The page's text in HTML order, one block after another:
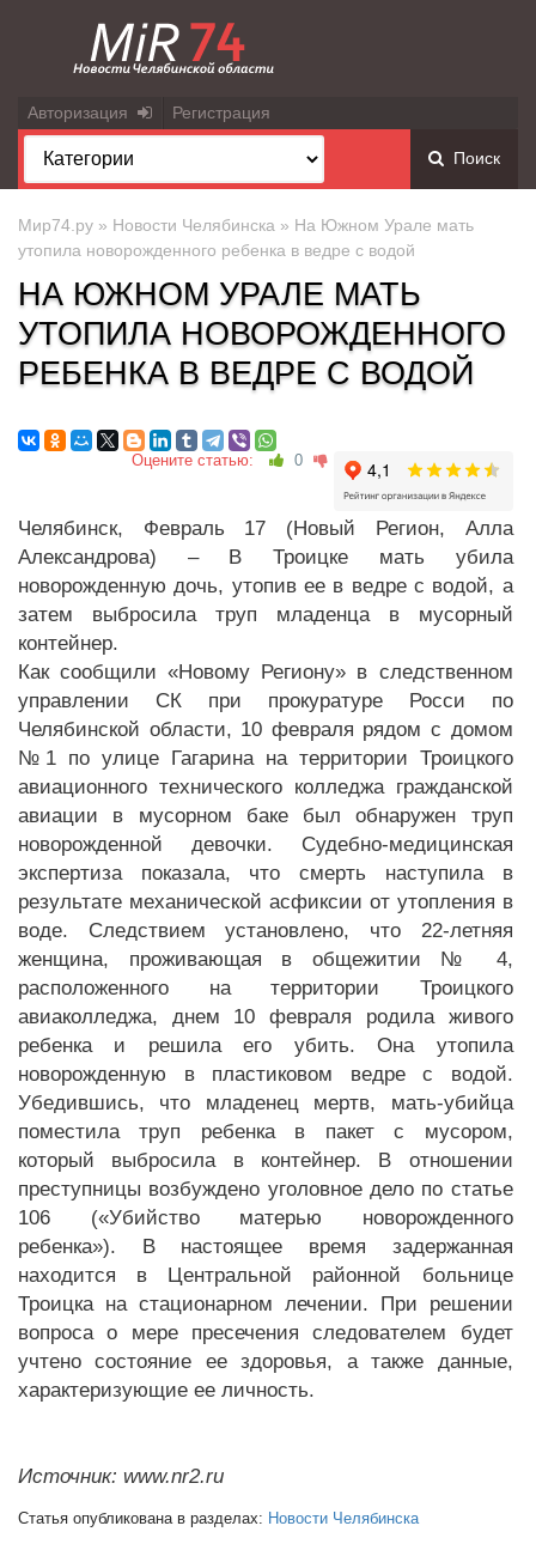
Авторизация Регистрация
Поиск
Мир74.ру » Новости Челябинска » На Южном Урале мать
утопила новорожденного ребенка в ведре с водой
НА ЮЖНОМ УРАЛЕ МАТЬ
УТОПИЛА НОВОРОЖДЕННОГО
РЕБЕНКА В ВЕДРЕ С ВОДОЙ
Оцените статью: 0
Челябинск, Февраль 17 (Новый Регион, Алла
Александрова) – В Троицке мать убила
новорожденную дочь, утопив ее в ведре с водой, а
затем выбросила труп младенца в мусорный
контейнер.
Как сообщили «Новому Региону» в следственном
управлении СК при прокуратуре Росси по
Челябинской области, 10 февраля рядом с домом
№1 по улице Гагарина на территории Троицкого
авиационного технического колледжа гражданской
авиации в мусорном баке был обнаружен труп
новорожденной девочки. Судебно-медицинская
экспертиза показала, что смерть наступила в
результате механической асфиксии от утопления в
воде. Следствием установлено, что 22-летняя
женщина, проживающая в общежитии № 4,
расположенного на территории Троицкого
авиаколледжа, днем 10 февраля родила живого
ребенка и решила его убить. Она утопила
новорожденную в пластиковом ведре с водой.
Убедившись, что младенец мертв, мать-убийца
поместила труп ребенка в пакет с мусором,
который выбросила в контейнер. В отношении
преступницы возбуждено уголовное дело по статье
106 («Убийство матерью новорожденного
ребенка»). В настоящее время задержанная
находится в Центральной районной больнице
Троицка на стационарном лечении. При решении
вопроса о мере пресечения следователем будет
учтено состояние ее здоровья, а также данные,
характеризующие ее личность.
Источник: www.nr2.ru
Статья опубликована в разделах: Новости Челябинска